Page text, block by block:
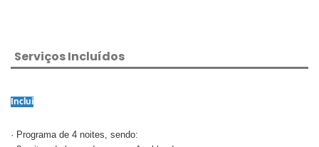
Serviços Incluídos
Inclui
· Programa de 4 noites, sendo: